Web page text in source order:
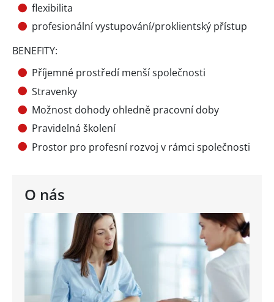
O nás
flexibilita
profesionální vystupování/proklientský přístup
BENEFITY:
Příjemné prostředí menší společnosti
Stravenky
Možnost dohody ohledně pracovní doby
Pravidelná školení
Prostor pro profesní rozvoj v rámci společnosti